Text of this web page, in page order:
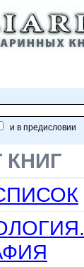
и в предисловии
КНИГ